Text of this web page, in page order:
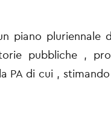
piano pluriennale
pubbliche ,
PA di cui ,